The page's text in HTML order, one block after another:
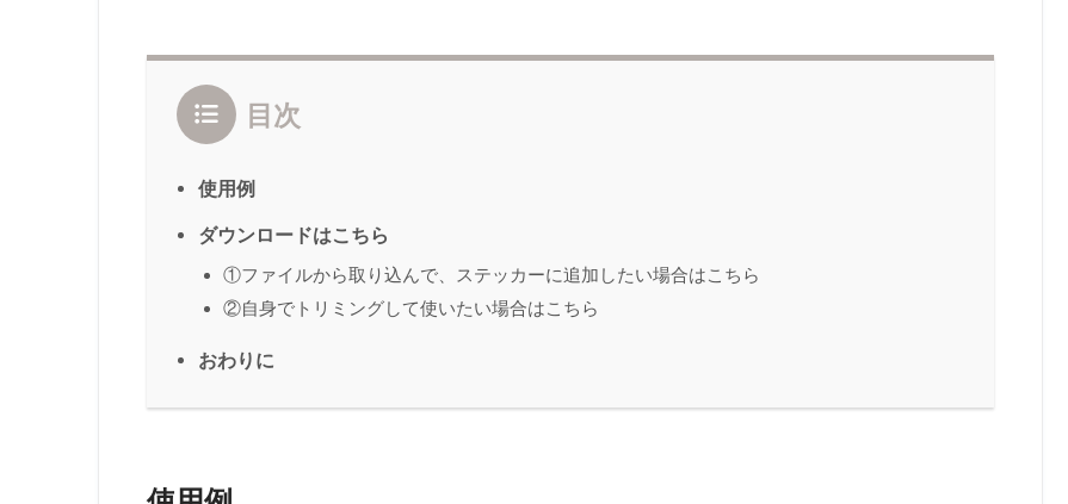
目次
使用例
ダウンロードはこちら
①ファイルから取り込んで、ステッカーに追加したい場合はこちら
②自身でトリミングして使いたい場合はこちら
おわりに